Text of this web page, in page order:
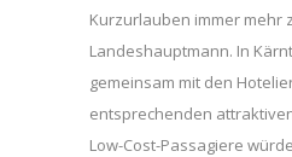
Kurzurlauben immer mehr
Landeshauptmann. In
gemeinsam mit den
entsprechenden
Low-Cost-Passagiere